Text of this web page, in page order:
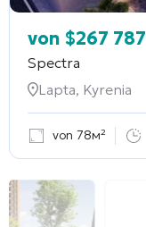
von $267 787
Spectra
Lapta, Kyrenia
von 78м²